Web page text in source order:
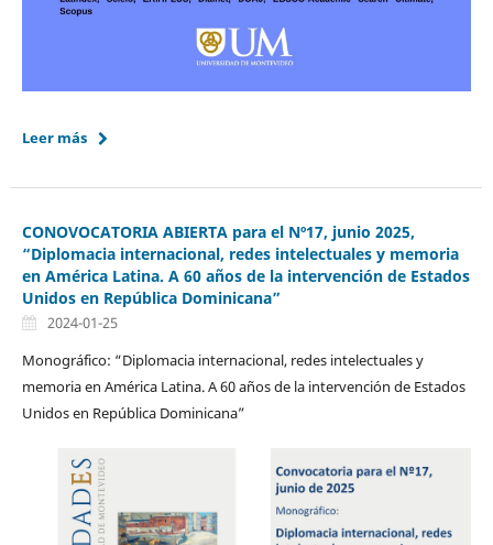
Leer más
CONOVOCATORIA ABIERTA para el Nº17, junio 2025,
“Diplomacia internacional, redes intelectuales y memoria
en América Latina. A 60 años de la intervención de Estados
Unidos en República Dominicana”
2024-01-25
Monográfico: “Diplomacia internacional, redes intelectuales y
memoria en América Latina. A 60 años de la intervención de Estados
Unidos en República Dominicana”